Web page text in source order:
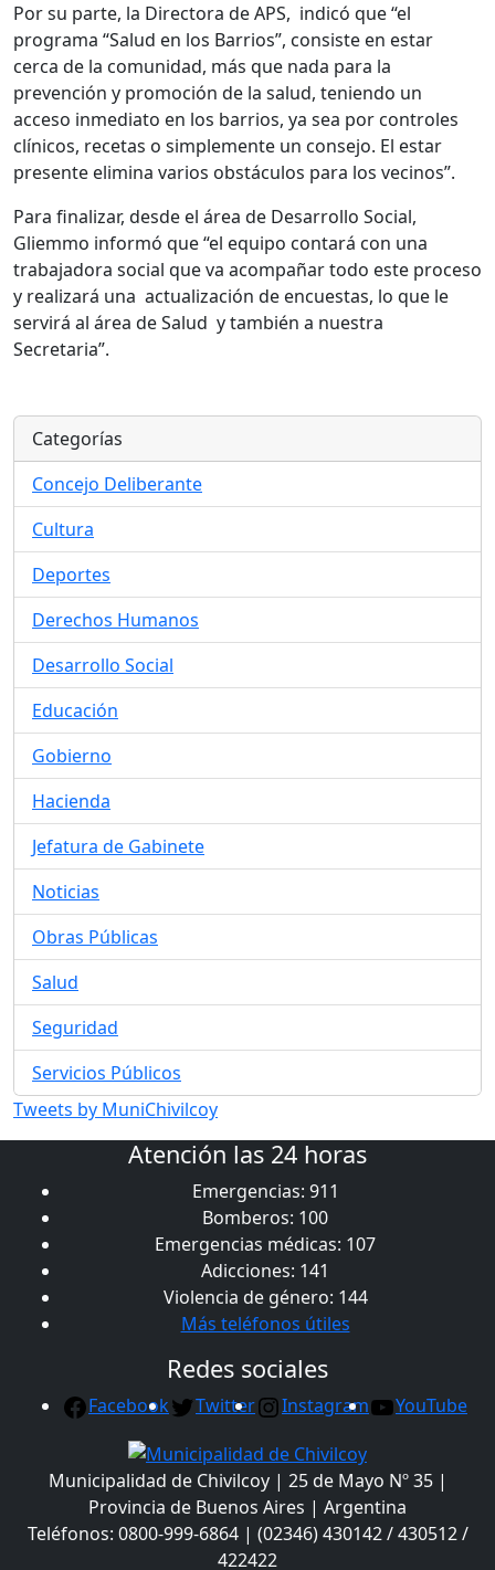
Por su parte, la Directora de APS, indicó que “el
programa “Salud en los Barrios”, consiste en estar
cerca de la comunidad, más que nada para la
prevención y promoción de la salud, teniendo un
acceso inmediato en los barrios, ya sea por controles
clínicos, recetas o simplemente un consejo. El estar
presente elimina varios obstáculos para los vecinos”.
Para finalizar, desde el área de Desarrollo Social,
Gliemmo informó que “el equipo contará con una
trabajadora social que va acompañar todo este proceso
y realizará una actualización de encuestas, lo que le
servirá al área de Salud y también a nuestra
Secretaria”.
Categorías
Concejo Deliberante
Cultura
Deportes
Derechos Humanos
Desarrollo Social
Educación
Gobierno
Hacienda
Jefatura de Gabinete
Noticias
Obras Públicas
Salud
Seguridad
Servicios Públicos
Tweets by MuniChivilcoy
Atención las 24 horas
Emergencias: 911
Bomberos: 100
Emergencias médicas: 107
Adicciones: 141
Violencia de género: 144
Más teléfonos útiles
Redes sociales
Facebook Twitter Instagram YouTube
Municipalidad de Chivilcoy | 25 de Mayo Nº 35 |
Provincia de Buenos Aires | Argentina
Teléfonos: 0800-999-6864 | (02346) 430142 / 430512 /
422422